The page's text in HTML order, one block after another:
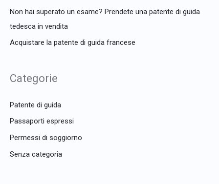
Non hai superato un esame? Prendete una patente di guida
tedesca in vendita
Acquistare la patente di guida francese
Categorie
Patente di guida
Passaporti espressi
Permessi di soggiorno
Senza categoria